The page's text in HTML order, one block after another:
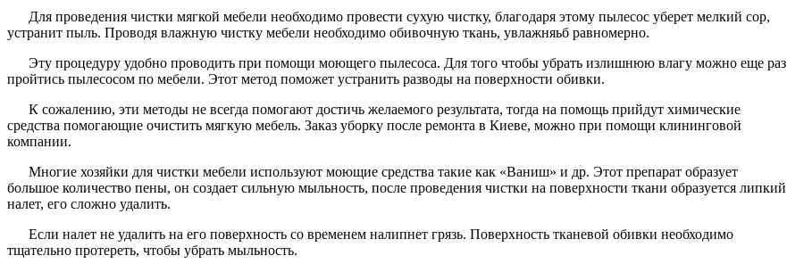
Для проведения чистки мягкой мебели необходимо провести сухую чистку, благодаря этому пылесос уберет мелкий сор,
устранит пыль. Проводя влажную чистку мебели необходимо обивочную ткань, увлажняьб равномерно.
Эту процедуру удобно проводить при помощи моющего пылесоса. Для того чтобы убрать излишнюю влагу можно еще раз
пройтись пылесосом по мебели. Этот метод поможет устранить разводы на поверхности обивки.
К сожалению, эти методы не всегда помогают достичь желаемого результата, тогда на помощь прийдут химические
средства помогающие очистить мягкую мебель. Заказ уборку после ремонта в Киеве, можно при помощи клининговой
компании.
Многие хозяйки для чистки мебели используют моющие средства такие как «Ваниш» и др. Этот препарат образует
большое количество пены, он создает сильную мыльность, после проведения чистки на поверхности ткани образуется липкий
налет, его сложно удалить.
Если налет не удалить на его поверхность со временем налипнет грязь. Поверхность тканевой обивки необходимо
тщательно протереть, чтобы убрать мыльность.